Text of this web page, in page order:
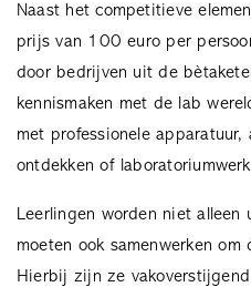
Naast het competitieve
prijs van 100 euro per
door bedrijven uit de
kennismaken met de lab
met professionele apparatuur,
ontdekken of
Leerlingen worden niet
moeten ook samenwerken
Hierbij zijn ze